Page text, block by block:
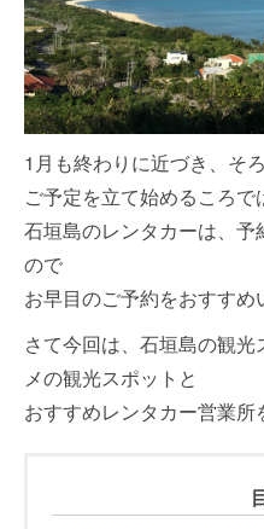
1月も終わりに近づき、そ
ご予定を立て始めるころで
石垣島のレンタカーは、
ので
お早目のご予約をおすすめ
さて今回は、石垣島の観
メの観光スポットと
おすすめレンタカー営業所